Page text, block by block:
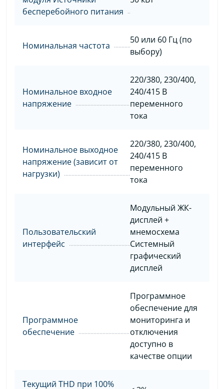
бесперебойного питания
Номинальная частота
50 или 60 Гц (по
выбору)
Номинальное входное
напряжение
220/380, 230/400,
240/415 В
переменного
тока
Номинальное выходное
напряжение (зависит от
нагрузки)
220/380, 230/400,
240/415 В
переменного
тока
Пользовательский
интерфейс
Модульный ЖК-
дисплей +
мнемосхема
Системный
графический
дисплей
Программное
обеспечение
Программное
обеспечение для
мониторинга и
отключения
доступно в
качестве опции
Текущий THD при 100%